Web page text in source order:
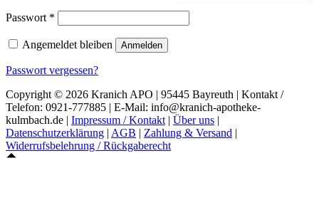
Passwort *
Angemeldet bleiben Anmelden
Passwort vergessen?
Copyright © 2026
Kranich-
Apotheke
Kulmbach
|
95326
Kulmbach
| Kontakt /
Telefon:
09221-
8230244
| E-Mail: info@kranich-apotheke-
kulmbach.de | Impressum / Kontakt | Über uns |
Datenschutzerklärung | AGB | Zahlung & Versand |
Widerrufsbelehrung / Rückgaberecht